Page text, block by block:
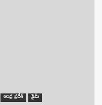
ఆంధ్ర ప్రదేశ్ క్రైమ్